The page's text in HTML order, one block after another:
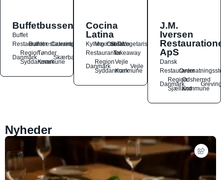
Buffetbussen
Buffet
Restauranter
Buffetrestauranter
Catering
Danmark
Region
Syddanmark
Tønder
Kommune
Skærbæk
Cocina
Latina
Kylling
Mexicansk
OstSalat
TacoVegetarisk
RestauranterTakeaway
Danmark
Region
Syddanmark
Vejle
Kommune
Vejle
J.M.
Iversen
ApS
Dansk
Restauranter
Danmark
Region
Sjælland
Odsherred
Kommune
Nyheder